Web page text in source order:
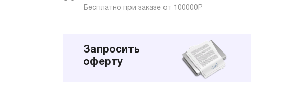
Бесплатно при заказе от 100000 Р
Запросить
оферту